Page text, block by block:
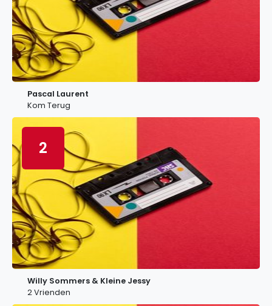
Pascal Laurent
Kom Terug
2
Willy Sommers & Kleine Jessy
2 Vrienden